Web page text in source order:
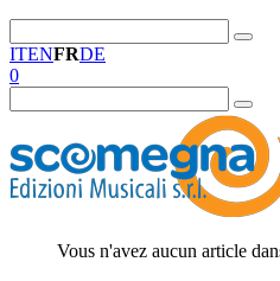
ITENFRDE
0
Vous n'avez aucun article